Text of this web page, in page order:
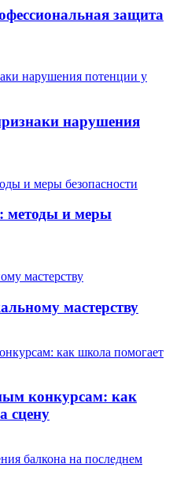
защита
нарушения
методы и меры
мастерству
конкурсам: как
сцену